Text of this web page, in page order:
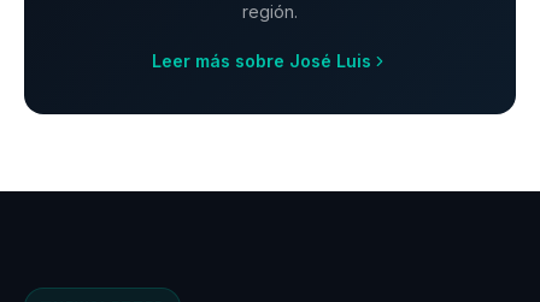
región.
Leer más sobre José Luis